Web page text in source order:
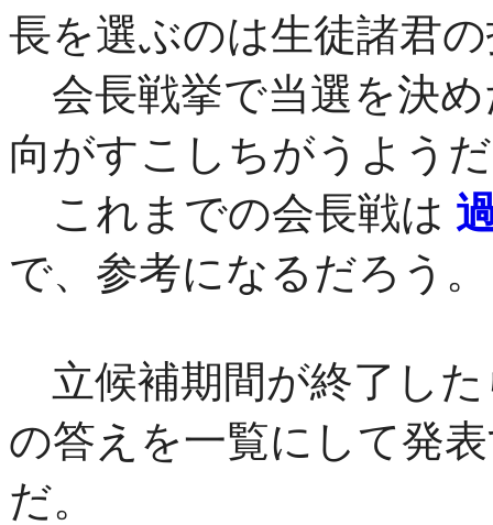
長を選ぶのは生徒諸君
会長戦挙で当選を決
向がすこしちがうよう
これまでの会長戦は
で、参考になるだろう。
立候補期間が終了した
の答えを一覧にして発
だ。